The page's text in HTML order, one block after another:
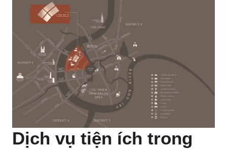
Dịch vụ tiện ích trong